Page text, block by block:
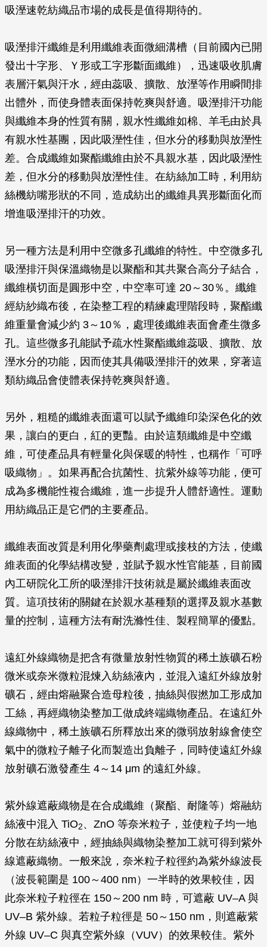
吸溼速乾紡織品市場的成長是值得期待的。
吸溼排汗纖維是利用纖維表面微細溝槽（目前國內已開
發出十字形、Ｙ形或工字形斷面纖維），迅速吸收肌膚
表層汗氣與汗水，經由蕊吸、擴散、放溼等作用瞬間排
出體外，而使身體表面保持乾爽與舒適。吸溼排汗功能
與纖維本身的性質有關，親水性纖維如棉、羊毛由於具
有親水性基團，因此吸溼性佳，但水分的移動與放溼性
差。合成纖維如聚酯纖維由於不具親水基，因此吸溼性
差，但水分的移動與放溼性佳。在紡絲加工時，利用紡
絲機紡嘴形狀的不同，造成紡出的纖維具異形斷面化而
增進吸溼排汗的功效。
另一種方法是利用中空微多孔纖維的特性。中空微多孔
吸溼排汗與保溫織物是以聚酯和其共聚合高分子結合，
纖維橫切面是圓形中空，中空率可達 20～30％。纖維
經紡紗織布後，在染整工程的精練處理階段時，聚酯纖
維重量會減少約 3～10％，處理後纖維表面會產生微多
孔。這些微多孔能賦予疏水性聚酯纖維蕊吸、擴散、放
溼水分的功能，因而使其具備吸溼排汗的效果，穿著這
類紡織品會使體表保持乾爽與舒適。
另外，粗糙的纖維表面還可以賦予纖維印染深色化的效
果，讓白的更白，紅的更豔。由於這類纖維是中空纖
維，可使產品具有輕量化與保暖的特性，也稱作「可呼
吸織物」。如果再配合抗菌性、抗紫外線等功能，便可
成為多機能性複合纖維，進一步提升人體舒適性。運動
用紡織品正是它們的主要產品。
纖維表面改質是利用化學藥劑處理或接枝的方法，使纖
維表面的化學結構改變，並賦予親水性官能基，目前國
內工研院化工所的吸溼排汗技術就是屬於纖維表面改
質。這項技術的關鍵在於親水基種類的選擇及親水基數
量的控制，這種方法有耐洗滌性佳、製程簡單的優點。
遠紅外線織物是把含有微量放射性物質的稀土族礦石粉
微米或奈米微粒混煉入紡絲液內，並混入遠紅外線放射
礦石，經由熔融聚合造母粒後，抽絲與假撚加工形成加
工絲，再經織物染整加工做成終端織物產品。在遠紅外
線織物中，稀土族礦石所釋放出來的微弱放射線會使空
氣中的微粒子離子化而製造出負離子，同時使遠紅外線
放射礦石激發產生 4～14 μm 的遠紅外線。
紫外線遮蔽織物是在合成纖維（聚酯、耐隆等）熔融紡
絲液中混入 TiO2 、ZnO 等奈米粒子，並使粒子均一地
分散在紡絲液中，經抽絲與織物染整加工就可得到紫外
線遮蔽織物。一般來說，奈米粒子粒徑約為紫外線波長
（波長範圍是 100～400 nm）一半時的效果較佳，因
此奈米粒子粒徑在 150～200 nm 時，可遮蔽 UV–A 與
UV–B 紫外線。若粒子粒徑是 50～150 nm，則遮蔽紫
外線 UV–C 與真空紫外線（VUV）的效果較佳。紫外